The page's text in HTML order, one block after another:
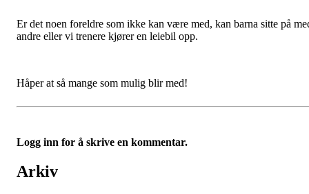
Er det noen foreldre som ikke kan være med, kan barna sitte på
andre eller vi trenere kjører en leiebil opp.
Håper at så mange som mulig blir med!
Logg inn for å skrive en kommentar.
Arkiv